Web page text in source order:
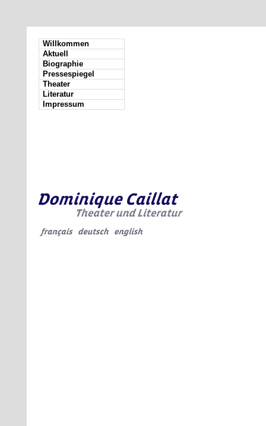
Willkommen
Aktuell
Biographie
Pressespiegel
Theater
Literatur
Impressum